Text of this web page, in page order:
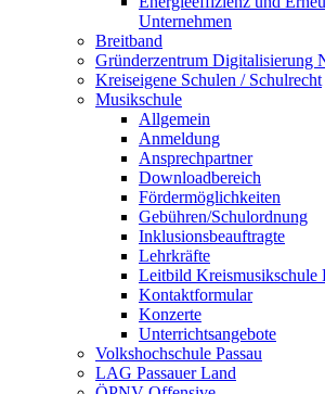
Unternehmen
Breitband
Gründerzentrum Digitalisierung
Kreiseigene Schulen / Schulrecht
Musikschule
Allgemein
Anmeldung
Ansprechpartner
Downloadbereich
Fördermöglichkeiten
Gebühren/Schulordnung
Inklusionsbeauftragte
Lehrkräfte
Leitbild Kreismusikschule
Kontaktformular
Konzerte
Unterrichtsangebote
Volkshochschule Passau
LAG Passauer Land